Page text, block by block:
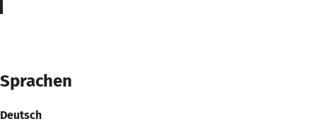
Sprachen
Deutsch